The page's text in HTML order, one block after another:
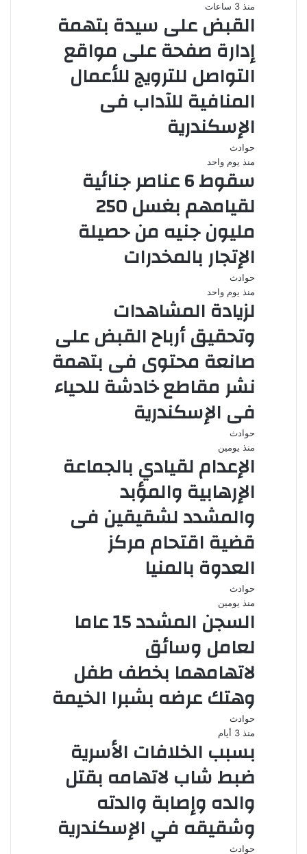
منذ 3 ساعات
القبض على سيدة بتهمة
إدارة صفحة على مواقع
التواصل للترويج للأعمال
المنافية للآداب فى
الإسكندرية
حوادث
منذ يوم واحد
سقوط 6 عناصر جنائية
لقيامهم بغسل 250
مليون جنيه من حصيلة
الإتجار بالمخدرات
حوادث
منذ يوم واحد
لزيادة المشاهدات
وتحقيق أرباح القبض على
صانعة محتوى فى بتهمة
نشر مقاطع خادشة للحياء
فى الإسكندرية
حوادث
منذ يومين
الإعدام لقيادي بالجماعة
الإرهابية والمؤبد
والمشدد لشقيقين فى
قضية اقتحام مركز
العدوة بالمنيا
حوادث
منذ يومين
السجن المشدد 15 عاما
لعامل وسائق
لاتهامهما بخطف طفل
وهتك عرضه بشبرا الخيمة
حوادث
منذ 3 أيام
بسبب الخلافات الأسرية
ضبط شاب لاتهامه بقتل
والده وإصابة والدته
وشقيقه في الإسكندرية
حوادث